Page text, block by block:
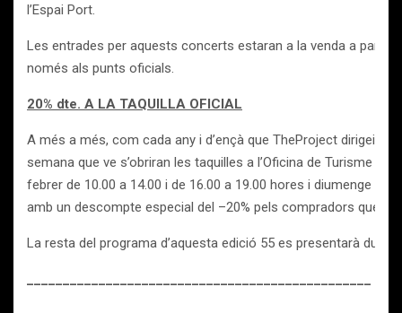
l’Espai Port.
Les entrades per aquests concerts estaran a la venda a partir
només als punts oficials.
20% dte. A LA TAQUILLA OFICIAL
A més a més, com cada any i d’ençà que TheProject dirigeix el
semana que ve s’obriran les taquilles a l’Oficina de Turisme del
febrer de 10.00 a 14.00 i de 16.00 a 19.00 hores i diumenge 19
amb un descompte especial del –20% pels compradors que
La resta del programa d’aquesta edició 55 es presentarà